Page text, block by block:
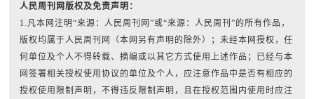
人民周刊网版权及免责声明：
1.凡本网注明“来源：人民周刊网”或“来源：人民周刊”的所有作品，
版权均属于人民周刊网（本网另有声明的除外）；未经本网授权，任
何单位及个人不得转载、摘编或以其它方式使用上述作品；已经与本
网签署相关授权使用协议的单位及个人，应注意作品中是否有相应的
授权使用限制声明，不得违反限制声明，且在授权范围内使用时应注